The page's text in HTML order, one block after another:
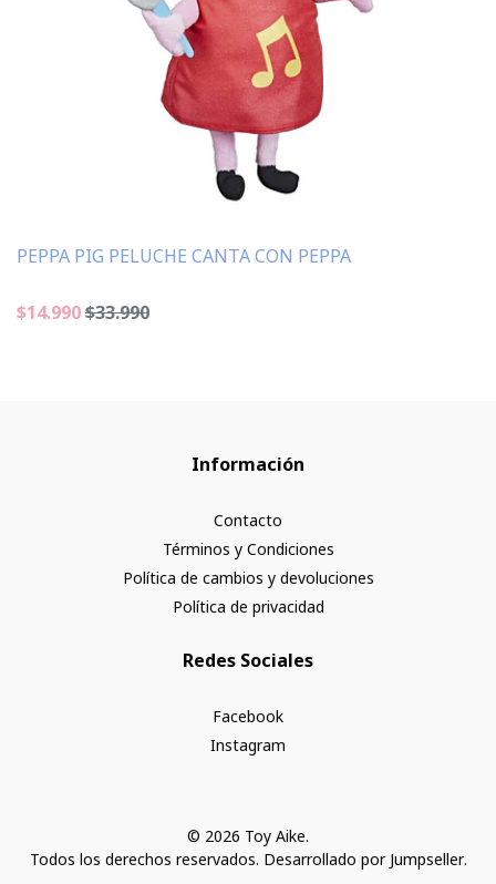
PEPPA PIG PELUCHE CANTA CON PEPPA
$14.990$33.990
Información
Contacto
Términos y Condiciones
Política de cambios y devoluciones
Política de privacidad
Redes Sociales
Facebook
Instagram
© 2026 Toy Aike.
Todos los derechos reservados. Desarrollado por Jumpseller.